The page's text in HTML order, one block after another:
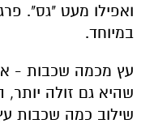
ואפילו מעט "גס".
במיוחד.
עץ מכמה שכבות -
שהיא גם זולה
שילוב כמה שכבות